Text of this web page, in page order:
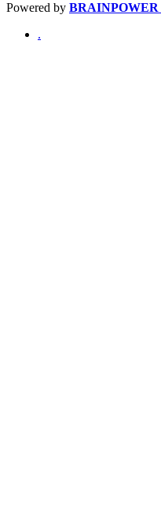
Powered by BRAINPOWER
.